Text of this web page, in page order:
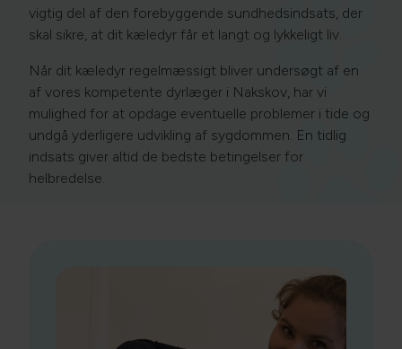
vigtig del af den forebyggende sundhedsindsats, der
skal sikre, at dit kæledyr får et langt og lykkeligt liv.
Når dit kæledyr regelmæssigt bliver undersøgt af en
af vores kompetente dyrlæger i Nakskov, har vi
mulighed for at opdage eventuelle problemer i tide og
undgå yderligere udvikling af sygdommen. En tidlig
indsats giver altid de bedste betingelser for
helbredelse.